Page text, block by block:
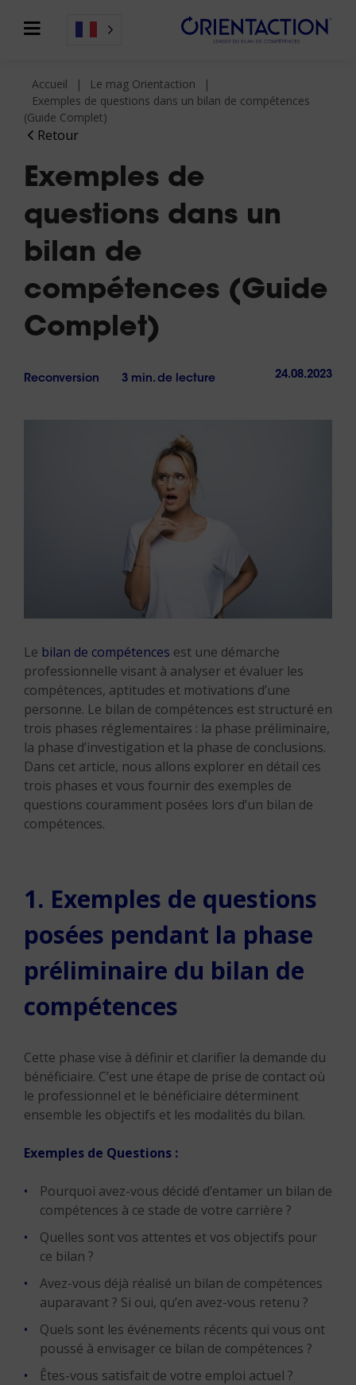
Retour
Accueil
Le mag Orientaction
Exemples de questions dans un bilan de compétences
(Guide Complet)
Exemples de
questions dans un
bilan de
compétences (Guide
Complet)
Reconversion 3 min. de lecture 24.08.2023
Le bilan de compétences est une démarche
professionnelle visant à analyser et évaluer les
compétences, aptitudes et motivations d’une
personne. Le bilan de compétences est structuré en
trois phases réglementaires : la phase préliminaire,
la phase d’investigation et la phase de conclusions.
Dans cet article, nous allons explorer en détail ces
trois phases et vous fournir des exemples de
questions couramment posées lors d’un bilan de
compétences.
1. Exemples de questions
posées pendant la phase
préliminaire du bilan de
compétences
Cette phase vise à définir et clarifier la demande du
bénéficiaire. C’est une étape de prise de contact où
le professionnel et le bénéficiaire déterminent
ensemble les objectifs et les modalités du bilan.
Exemples de Questions :
Pourquoi avez-vous décidé d’entamer un bilan de
compétences à ce stade de votre carrière ?
Quelles sont vos attentes et vos objectifs pour
ce bilan ?
Avez-vous déjà réalisé un bilan de compétences
auparavant ? Si oui, qu’en avez-vous retenu ?
Quels sont les événements récents qui vous ont
poussé à envisager ce bilan de compétences ?
Êtes-vous satisfait de votre emploi actuel ?